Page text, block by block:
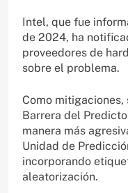
Intel, que fue
de 2024, ha
proveedores de
sobre el problema.
Como
Barrera del
manera más
Unidad de
incorporando
aleatorización.